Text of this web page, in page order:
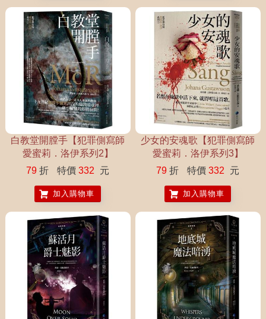
白教堂開膛手【犯罪側寫師
愛蜜莉．洛伊系列2】
79 折 特價 332 元
加入購物車
少女的安魂歌【犯罪側寫師
愛蜜莉．洛伊系列3】
79 折 特價 332 元
加入購物車